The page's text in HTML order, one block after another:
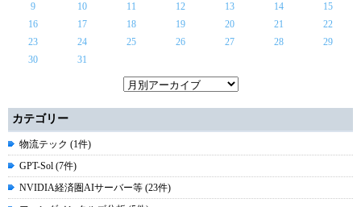
9
10 11 12 13 14
15
16
17 18 19 20 21
22
23
24 25 26 27 28
29
30
31
カテゴリー
物流テック (1件)
GPT-Sol (7件)
NVIDIA経済圏AIサーバー等 (23件)